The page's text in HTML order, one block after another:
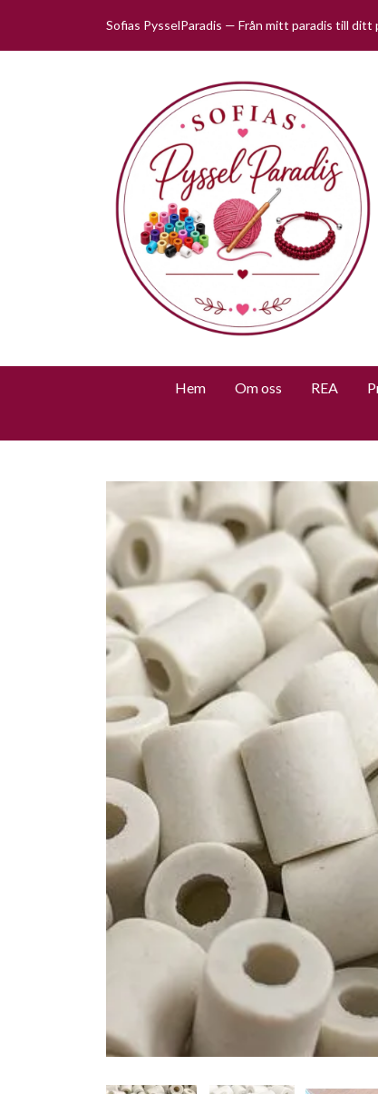
Sofias PysselParadis — Från mitt paradis till ditt
Hem Om oss REA